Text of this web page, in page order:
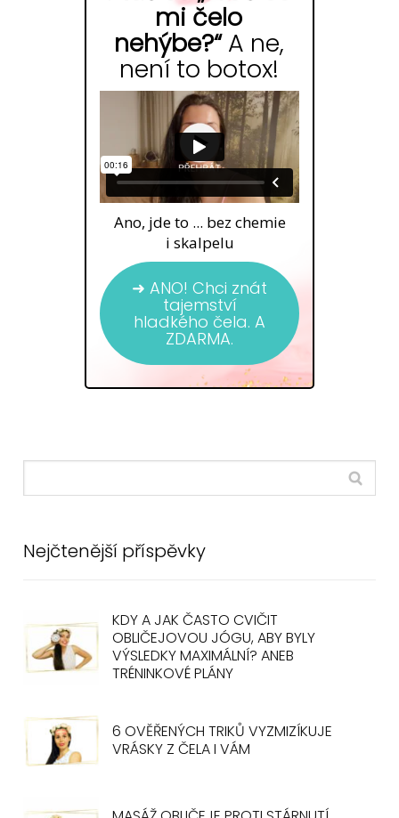
mi čelo
nehýbe?“A ne,
není to botox!
Ano, jde to ... bez chemie
i skalpelu
➜ ANO! Chci znát
tajemství
hladkého čela. A
ZDARMA.
Nejčtenější příspěvky
KDY A JAK ČASTO CVIČIT
OBLIČEJOVOU JÓGU, ABY BYLY
VÝSLEDKY MAXIMÁLNÍ? ANEB
TRÉNINKOVÉ PLÁNY
6 OVĚŘENÝCH TRIKŮ VYZMIZÍKUJE
VRÁSKY Z ČELA I VÁM